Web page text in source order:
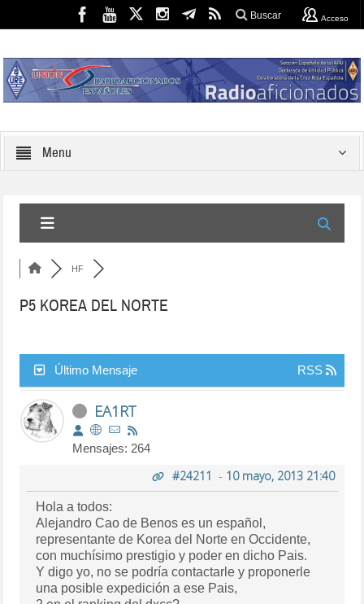
Buscar Acceso
Menu
HF
P5 KOREA DEL NORTE
Último Mensaje RSS
EA1RT
Mensajes: 264
#24211 - 10 mayo, 2013 21:40
Hola a todos:
Alejandro Cao de Benos es un español,
representante de Korea del Norte en Occidente,
con muchísimo prestigio y poder en dicho Pais.
Y digo yo, no se podría contactarle y proponerle
una posible expedición a ese Pais,